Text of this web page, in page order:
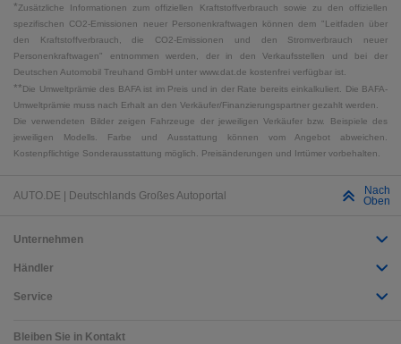
*Zusätzliche Informationen zum offiziellen Kraftstoffverbrauch sowie zu den offiziellen
spezifischen CO2-Emissionen neuer Personenkraftwagen können dem "Leitfaden über
den Kraftstoffverbrauch, die CO2-Emissionen und den Stromverbrauch neuer
Personenkraftwagen" entnommen werden, der in den Verkaufsstellen und bei der
Deutschen Automobil Treuhand GmbH unter www.dat.de kostenfrei verfügbar ist.
**Die Umweltprämie des BAFA ist im Preis und in der Rate bereits einkalkuliert. Die BAFA-
Umweltprämie muss nach Erhalt an den Verkäufer/Finanzierungspartner gezahlt werden.
Die verwendeten Bilder zeigen Fahrzeuge der jeweiligen Verkäufer bzw. Beispiele des
jeweiligen Modells. Farbe und Ausstattung können vom Angebot abweichen.
Kostenpflichtige Sonderausstattung möglich. Preisänderungen und Irrtümer vorbehalten.
AUTO.DE | Deutschlands Großes Autoportal
Nach
Oben
Unternehmen
Händler
Service
Bleiben Sie in Kontakt